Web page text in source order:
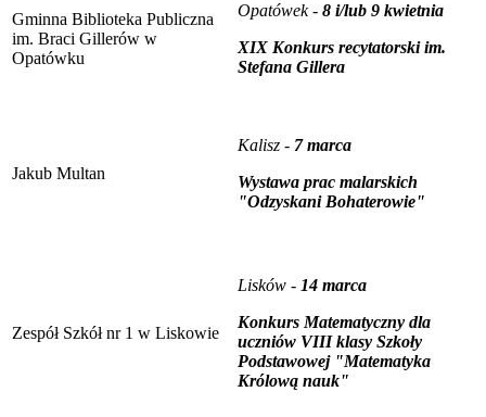
Gminna Biblioteka Publiczna
im. Braci Gillerów w
Opatówku
Opatówek - 8 i/lub 9 kwietnia
XIX Konkurs recytatorski im.
Stefana Gillera
Jakub Multan
Kalisz - 7 marca
Wystawa prac malarskich
"Odzyskani Bohaterowie"
Zespół Szkół nr 1 w Liskowie
Lisków - 14 marca
Konkurs Matematyczny dla
uczniów VIII klasy Szkoły
Podstawowej "Matematyka
Królową nauk"